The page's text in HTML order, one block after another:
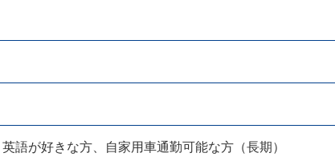
語が好きな方、自家用車通勤可能な方（長期）